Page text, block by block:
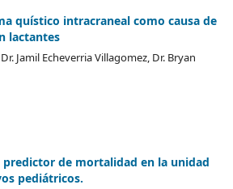
quístico intracraneal como causa de
lactantes
Jamil Echeverria Villagomez, Dr. Bryan
predictor de mortalidad en la unidad
pediátricos.